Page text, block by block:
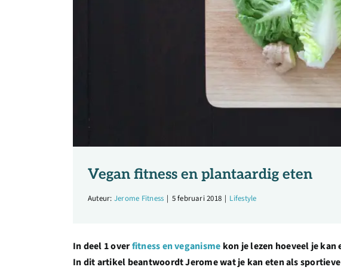
Vegan fitness en plantaardig eten
Auteur: Jerome Fitness | 5 februari 2018 | Lifestyle
In deel 1 overfitness en veganisme kon je lezen hoeveel je
In dit artikel beantwoordt Jerome wat je kan eten als